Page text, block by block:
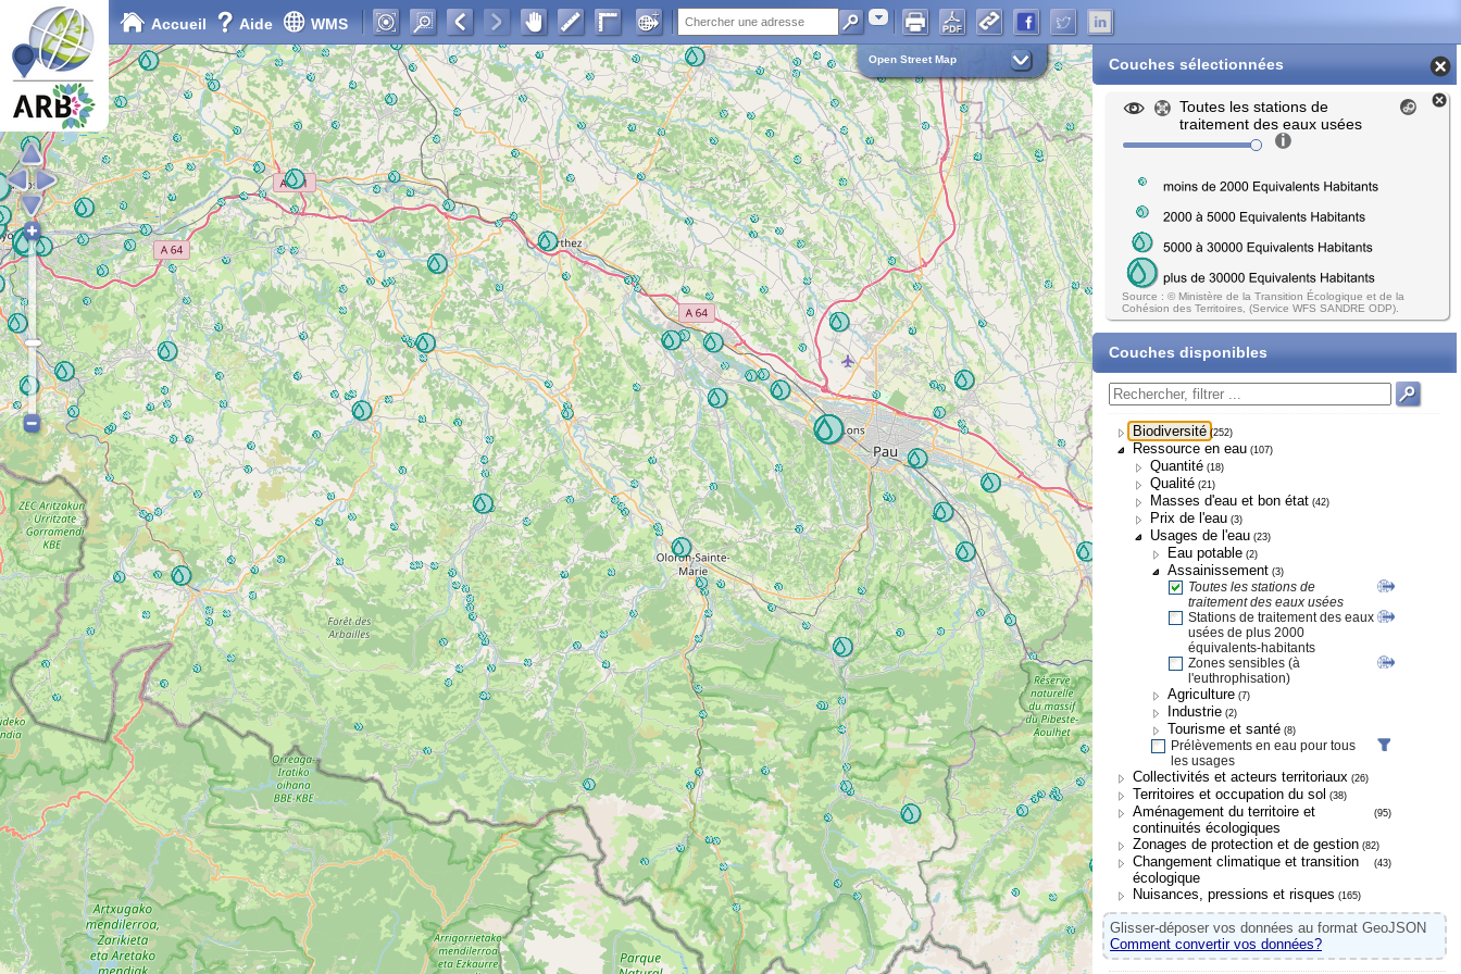
Accueil Aide WMS Adresse
Open Street Map Couches sélectionnées
Toutes les stations de
traitement des eaux usées
Source : © Ministère de la Transition Écologique et de la
Cohésion des Territoires, (Service WFS SANDRE ODP).
Couches disponibles
Biodiversité (252)
Ressource en eau (107)
Quantité (18)
Qualité (21)
Masses d'eau et bon état (42)
Prix de l'eau (3)
Usages de l'eau (23)
Eau potable (2)
Assainissement (3)
Toutes les stations de
traitement des eaux usées
Stations de traitement des eaux
usées de plus 2000
équivalents-habitants
Zones sensibles (à
l'euthrophisation)
Agriculture (7)
Industrie (2)
Tourisme et santé (8)
Prélèvements en eau pour tous
les usages
Collectivités et acteurs territoriaux (26)
Territoires et occupation du sol (38)
Aménagement du territoire et
continuités écologiques
(95)
Zonages de protection et de gestion (82)
Changement climatique et transition
écologique
(43)
Nuisances, pressions et risques (165)
Glisser-déposer vos données au format GeoJSON
Comment convertir vos données?